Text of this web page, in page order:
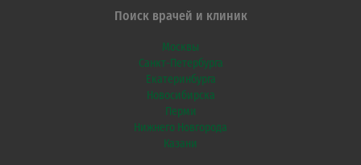
Поиск врачей и клиник
Москвы
Санкт-Петербурга
Екатеринбурга
Новосибирска
Перми
Нижнего Новгорода
Казани